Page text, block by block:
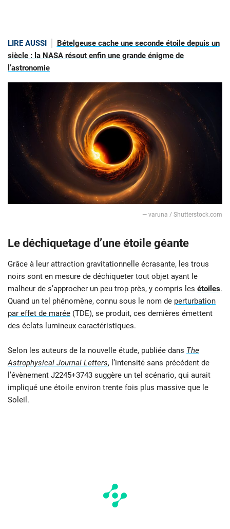
LIRE AUSSI
Bételgeuse cache une seconde étoile depuis un
siècle : la NASA résout enfin une grande énigme de
l’astronomie
— varuna / Shutterstock.com
Le déchiquetage d’une étoile géante
Grâce à leur attraction gravitationnelle écrasante, les trous
noirs sont en mesure de déchiqueter tout objet ayant le
malheur de s’approcher un peu trop près, y compris les étoiles.
Quand un tel phénomène, connu sous le nom de perturbation
par effet de marée (TDE), se produit, ces dernières émettent
des éclats lumineux caractéristiques.
Selon les auteurs de la nouvelle étude, publiée dans The
Astrophysical Journal Letters, l’intensité sans précédent de
l’évènement J2245+3743 suggère un tel scénario, qui aurait
impliqué une étoile environ trente fois plus massive que le
Soleil.